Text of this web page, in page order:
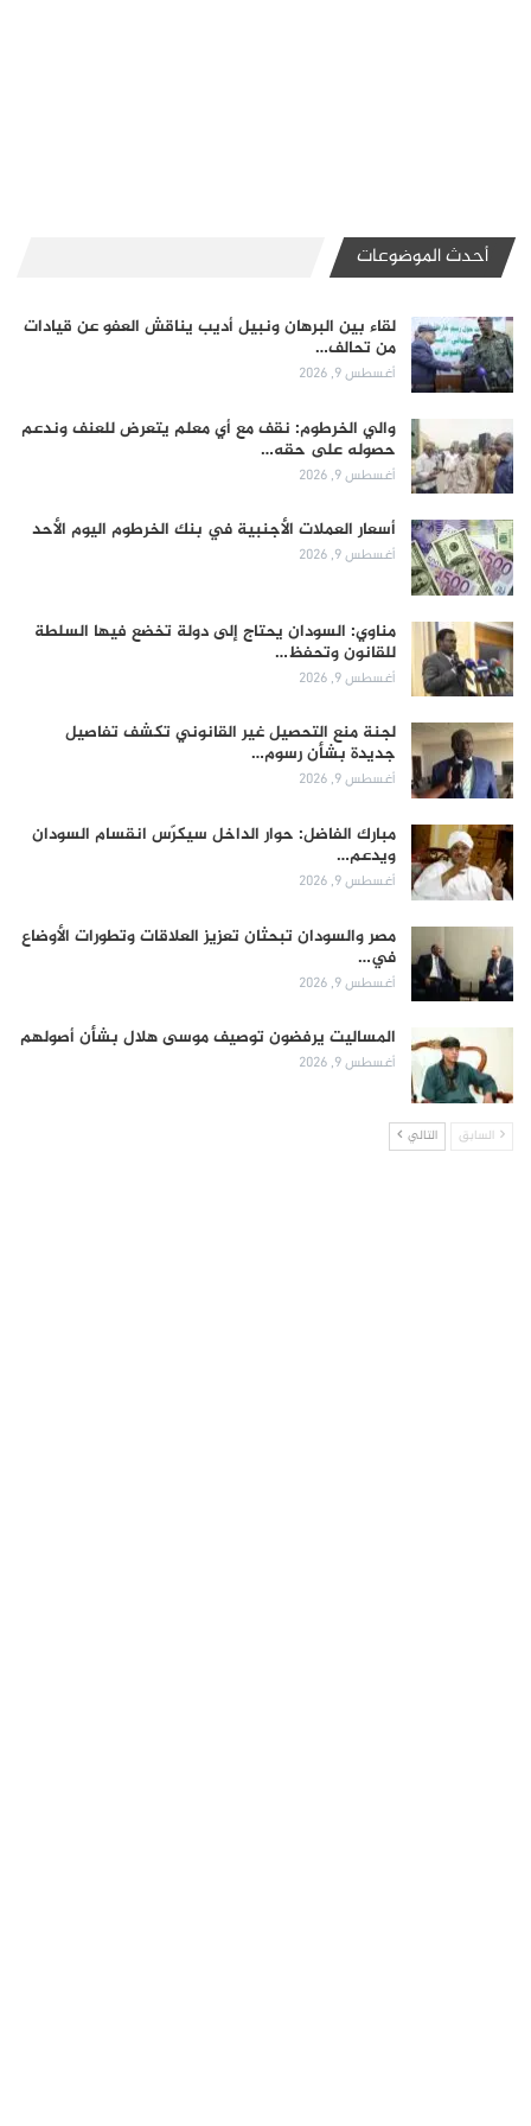
أحدث الموضوعات
لقاء بين البرهان ونبيل أديب يناقش العفو عن قيادات
من تحالف…
أغسطس 9, 2026
والي الخرطوم: نقف مع أي معلم يتعرض للعنف وندعم
حصوله على حقه…
أغسطس 9, 2026
أسعار العملات الأجنبية في بنك الخرطوم اليوم الأحد
أغسطس 9, 2026
مناوي: السودان يحتاج إلى دولة تخضع فيها السلطة
للقانون وتحفظ…
أغسطس 9, 2026
لجنة منع التحصيل غير القانوني تكشف تفاصيل
جديدة بشأن رسوم…
أغسطس 9, 2026
مبارك الفاضل: حوار الداخل سيكرّس انقسام السودان
ويدعم…
أغسطس 9, 2026
مصر والسودان تبحثان تعزيز العلاقات وتطورات الأوضاع
في…
أغسطس 9, 2026
المساليت يرفضون توصيف موسى هلال بشأن أصولهم
أغسطس 9, 2026
السابق التالي